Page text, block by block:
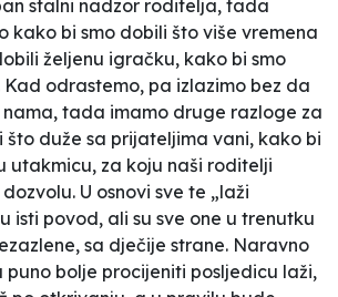
stalni nadzor roditelja, tada
kako bi smo dobili što više vremena
željenu igračku, kako bi smo
odrastemo, pa izlazimo bez da
tada imamo druge razloge za
što duže sa prijateljima vani, kako bi
utakmicu, za koju naši roditelji
U osnovi sve te „laži
isti povod, ali su sve one u trenutku
sa dječije strane. Naravno
bolje procijeniti posljedicu laži,